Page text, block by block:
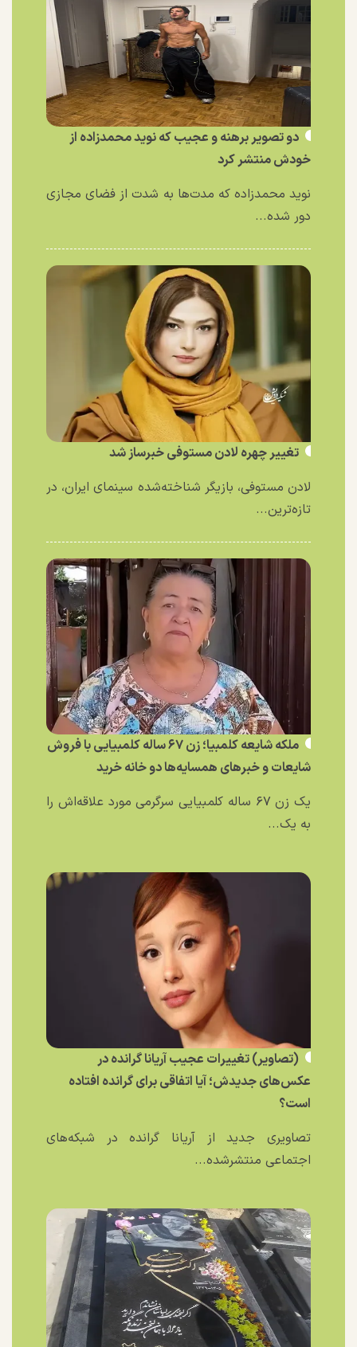
دو تصویر برهنه و عجیب که نوید محمدزاده از
خودش منتشر کرد
نوید محمدزاده که مدت‌ها به شدت از فضای مجازی
دور شده...
تغییر چهره لادن مستوفی خبرساز شد
لادن مستوفی، بازیگر شناخته‌شده سینمای ایران، در
تازه‌ترین...
ملکه شایعه کلمبیا؛ زن ۶۷ ساله کلمبیایی با فروش
شایعات و خبر‌های همسایه‌ها دو خانه خرید
یک زن ۶۷ ساله کلمبیایی سرگرمی مورد علاقه‌اش را
به یک...
(تصاویر) تغییرات عجیب آریانا گرانده در
عکس‌های جدیدش؛ آیا اتفاقی برای گرانده افتاده
است؟
تصاویری جدید از آریانا گرانده در شبکه‌های
اجتماعی منتشرشده...